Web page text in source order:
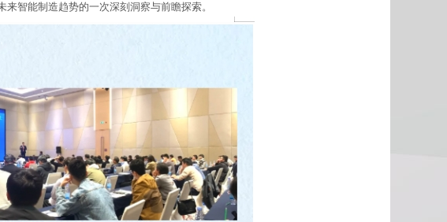
智能制造趋势的一次深刻洞察与前瞻探索。